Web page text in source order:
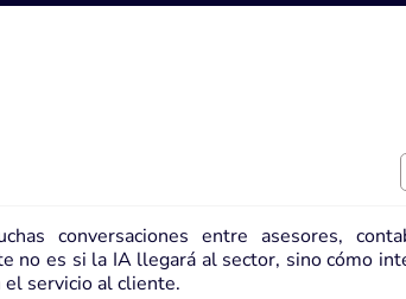
conversaciones entre asesores,
no es si la IA llegará al sector, sino cómo
servicio al cliente.